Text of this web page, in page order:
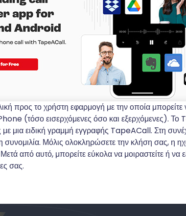
προς το χρήστη εφαρμογή με την οποία μπορείτε
(τόσο εισερχόμενες όσο και εξερχόμενες).
μια ειδική γραμμή εγγραφής TapeACall. Στη
Μόλις ολοκληρώσετε την κλήση σας, η
από αυτό, μπορείτε εύκολα να μοιραστείτε ή να
σας.